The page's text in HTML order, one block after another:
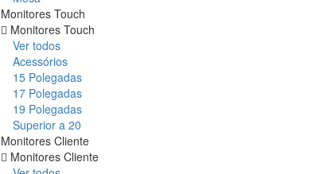
Monitores Touch
Monitores Touch
Ver todos
Acessórios
15 Polegadas
17 Polegadas
19 Polegadas
Superior a 20
Monitores Cliente
Monitores Cliente